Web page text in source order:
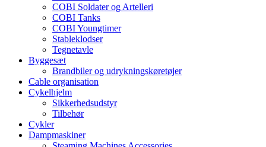
COBI Soldater og Artelleri
COBI Tanks
COBI Youngtimer
Stableklodser
Tegnetavle
Byggesæt
Brandbiler og udrykningskøretøjer
Cable organisation
Cykelhjelm
Sikkerhedsudstyr
Tilbehør
Cykler
Dampmaskiner